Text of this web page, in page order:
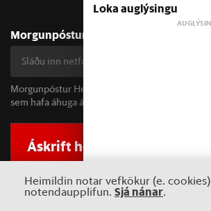
Morgunpósturinn
Morgunpóstur Heimildarinnar berst alla
sem hafa áhuga á fréttum og
Áskrift hefur áhrif
hagsmunaaðilum. Með því að kaupa áskrift
styrkir þú sjálfstæða
Heimildin notar vefkökur (e.
notendaupplifun. Sjá nánar.
Loka auglýsingu